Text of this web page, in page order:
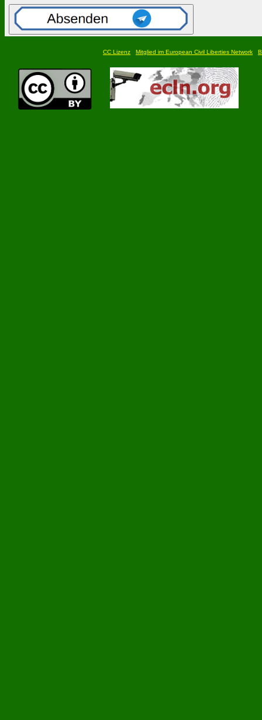
CC Lizenz Mitglied im European Civil Liberties Network